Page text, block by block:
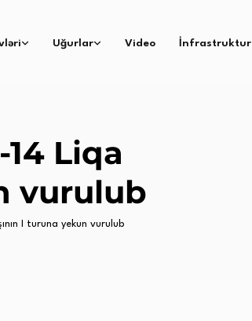
Uğurlar Video İnfrastruktur
Liqa
vurulub
I turuna yekun vurulub